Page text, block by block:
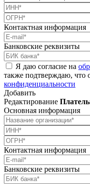
Контактная информация
Банковские реквизиты
Я даю согласие на
также подтверждаю, что
конфиденциальности
Добавить
Редактирование
Основная информация
Контактная информация
Банковские реквизиты